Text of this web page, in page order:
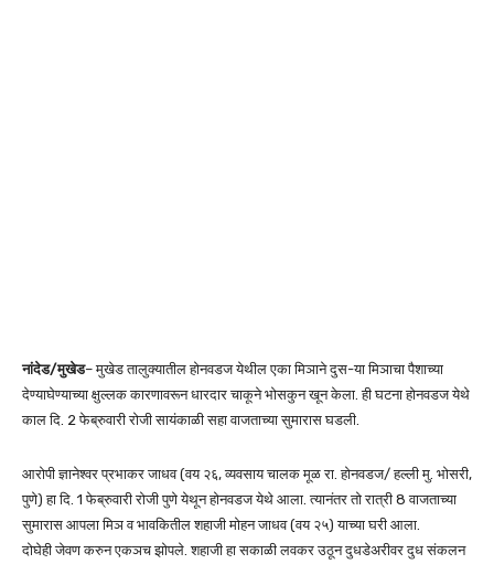
नांदेड/मुखेड– मुखेड तालुक्यातील होनवडज येथील एका मिञाने दुस-या मिञाचा पैशाच्या
देण्याघेण्याच्या क्षुल्लक कारणावरून धारदार चाकूने भोसकुन खून केला. ही घटना होनवडज येथे
काल दि. 2 फेब्रुवारी रोजी सायंकाळी सहा वाजताच्या सुमारास घडली.
आरोपी ज्ञानेश्वर प्रभाकर जाधव (वय २६, व्यवसाय चालक मूळ रा. होनवडज/ हल्ली मु. भोसरी,
पुणे) हा दि. 1 फेब्रुवारी रोजी पुणे येथून होनवडज येथे आला. त्यानंतर तो रात्री 8 वाजताच्या
सुमारास आपला मिञ व भावकितील शहाजी मोहन जाधव (वय २५) याच्या घरी आला.
दोघेही जेवण करुन एकञच झोपले. शहाजी हा सकाळी लवकर उठून दुधडेअरीवर दुध संकलन